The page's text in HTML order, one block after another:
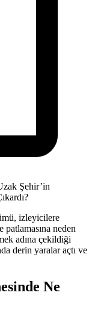
izleyicilere
neden
adına çekildiği
derin yaralar açtı ve
Ne